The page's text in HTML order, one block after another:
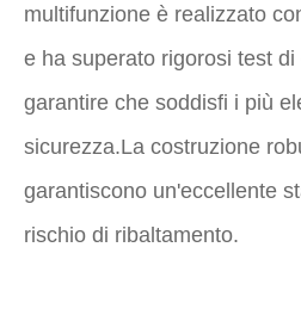
multifunzione è realizzato
e ha superato rigorosi test
garantire che soddisfi i più
sicurezza.La costruzione
garantiscono un'eccellente
rischio di ribaltamento.